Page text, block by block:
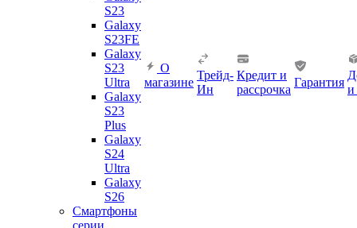
S23
Galaxy
S23FE
Galaxy
S23
Ultra
Galaxy
S23
Plus
Galaxy
S24
Ultra
Galaxy
S26
Смартфоны
серии
О
магазине
Трейд-
Ин
Кредит и
рассрочка
Гарантия
и